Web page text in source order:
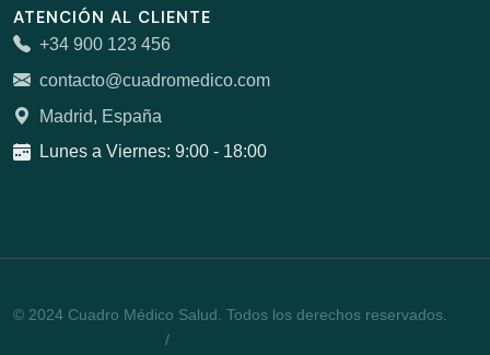
ATENCIÓN AL CLIENTE
+34 900 123 456
contacto@cuadromedico.com
Madrid, España
Lunes a Viernes: 9:00 - 18:00
© 2024 Cuadro Médico Salud. Todos los derechos reservados.
/